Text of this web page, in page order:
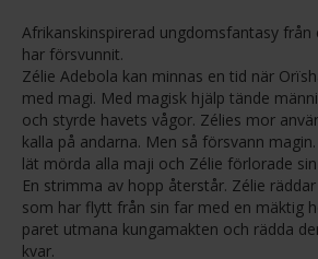
Afrikanskinspirerad ungdomsfantasy från
har försvunnit.
Zélie Adebola kan minnas en tid när
med magi. Med magisk hjälp tände
och styrde havets vågor. Zélies mor
kalla på andarna. Men så försvann
lät mörda alla maji och Zélie förlorade
En strimma av hopp återstår. Zélie
som har flytt från sin far med en mäktig
paret utmana kungamakten och rädda
kvar.